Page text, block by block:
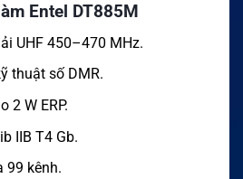
Entel DT885M
UHF 450–470 MHz.
thuật số DMR.
2 W ERP.
IIB T4 Gb.
99 kênh.